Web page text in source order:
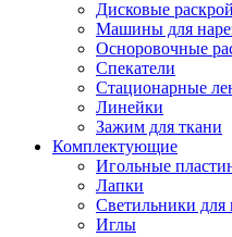
Дисковые
Машины для
Осноровочные
Спекатели
Стационарные
Линейки
Зажим для ткани
Комплектующие
Игольные
Лапки
Светильники
Иглы